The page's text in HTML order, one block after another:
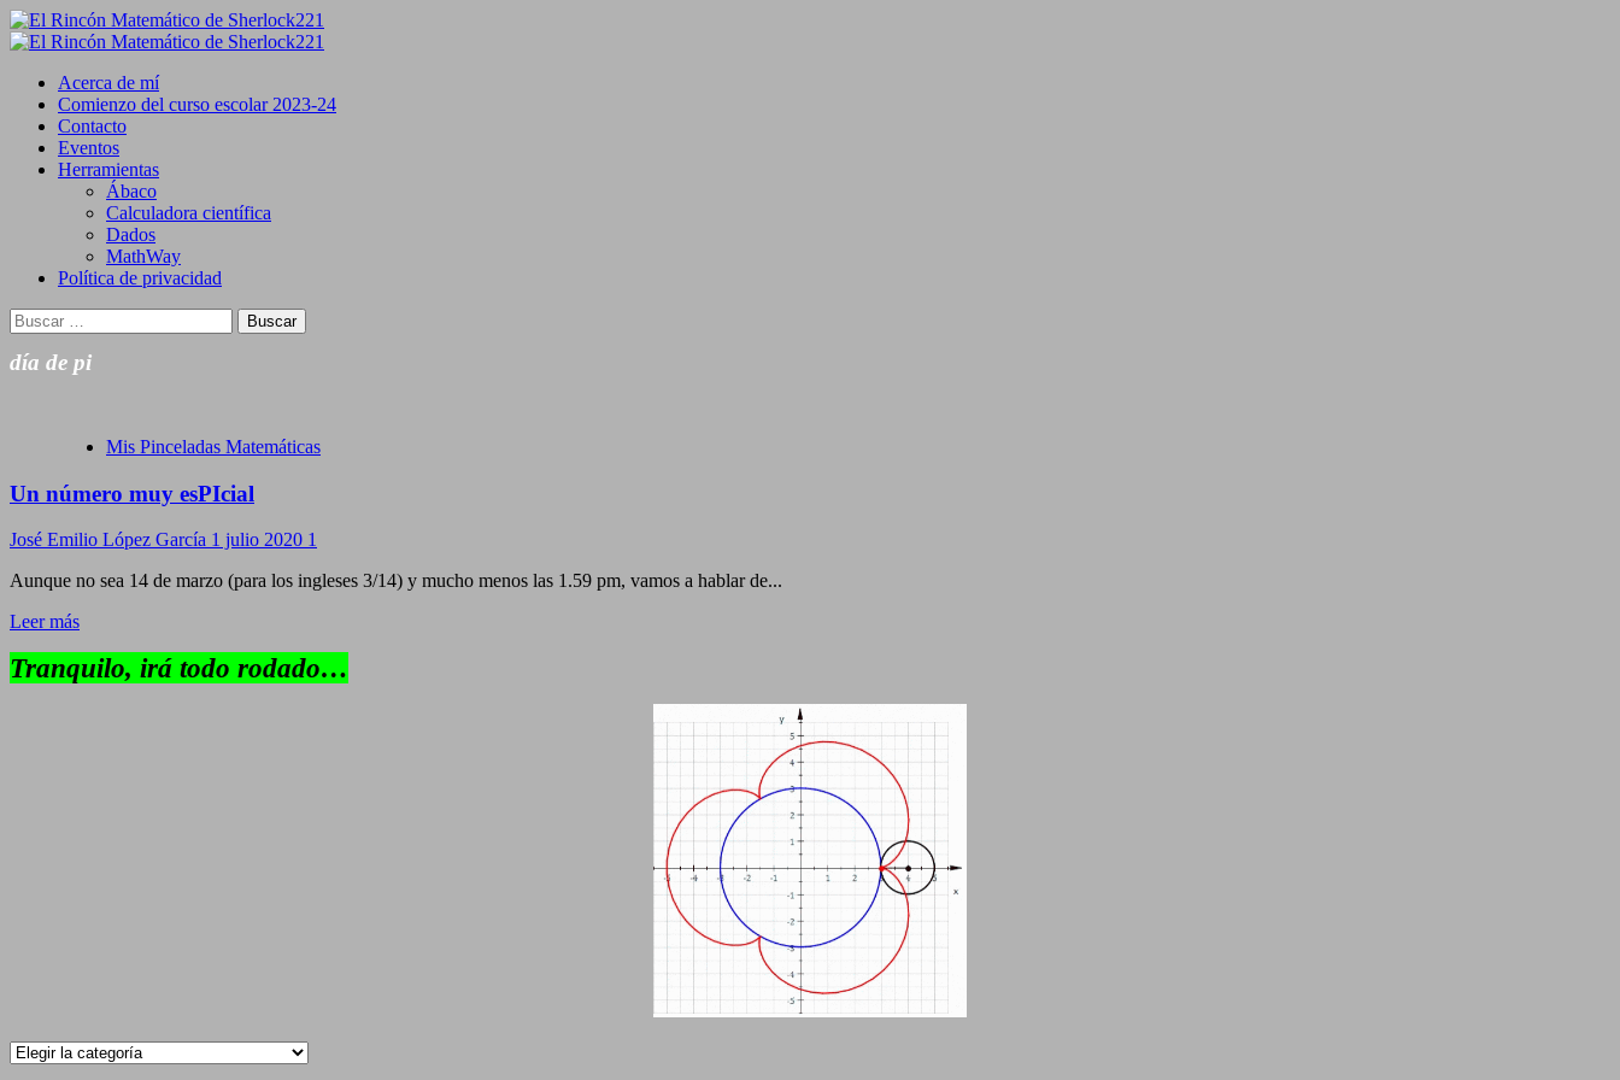
Saltar
al
Primary
Acerca de mí
Comienzo del curso escolar 2023-24
Contacto
Eventos
Herramientas
Ábaco
Calculadora científica
Dados
MathWay
Política de privacidad
Buscar:
día de pi
Mis Pinceladas Matemáticas
Un número muy esPIcial
José Emilio López García 1 julio 2020 1
Aunque no sea 14 de marzo (para los ingleses 3/14) y mucho menos las 1.59 pm, vamos a hablar de...
Leer más
Tranquilo, irá todo rodado…
Categorías